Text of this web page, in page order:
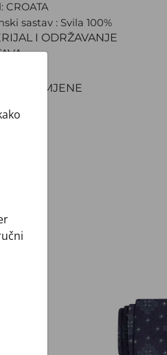
CROATA
sastav : Svila 100%
I ODRŽAVANJE
I ZAMJENE